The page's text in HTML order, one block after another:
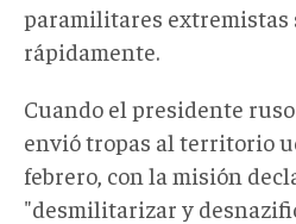
paramilitares extremistas
rápidamente.
Cuando el presidente
envió tropas al territorio
febrero, con la misión
"desmilitarizar y